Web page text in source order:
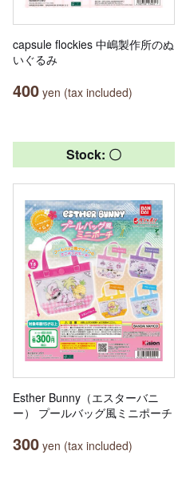
capsule flockies 中嶋製作所のぬ
いぐるみ
400 yen (tax included)
Stock: 〇
Esther Bunny（エスターバニ
ー） プールバッグ風ミニポーチ
300 yen (tax included)